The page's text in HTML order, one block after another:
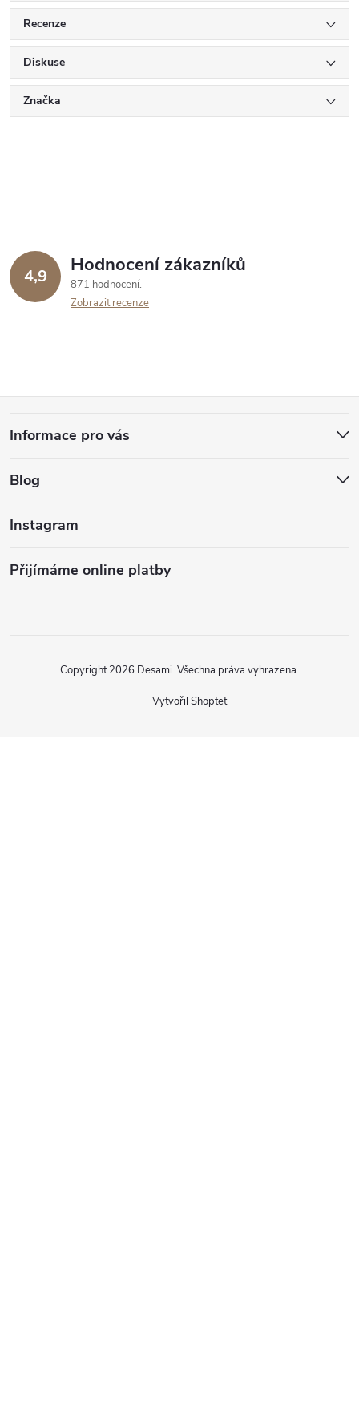
Recenze
Diskuse
Značka
4,9 Hodnocení zákazníků
871 hodnocení
Zobrazit recenze
á
p
a
Informace pro vás
Blog
Instagram
Přijímáme online platby
Vytvořil Shoptet
Copyright 2026 Desami. Všechna práva vyhrazena.